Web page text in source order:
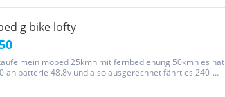
g bike lofty
mein moped 25kmh mit fernbedienung 50kmh es hat
ah batterie 48.8v und also ausgerechnet fährt es 240-